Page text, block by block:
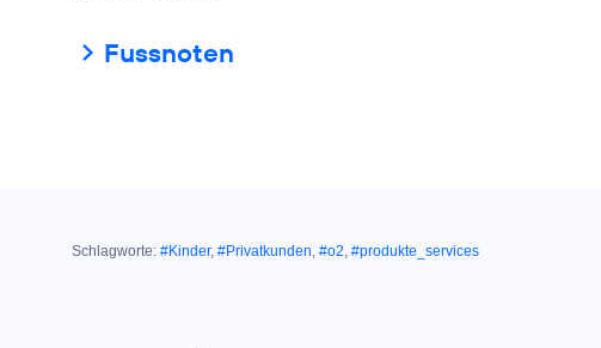
Fussnoten
Schlagworte: #Kinder, #Privatkunden, #o2, #produkte_services